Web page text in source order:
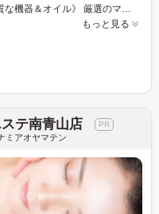
もっと見る
テ南青山店
ミアオヤマテン